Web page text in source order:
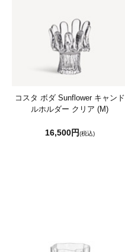
コスタ ボダ Sunflower キャンド
ルホルダー クリア (M)
16,500円(税込)